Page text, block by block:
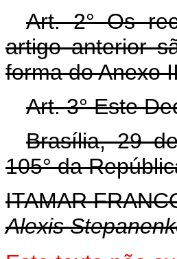
Art. 2° Os
artigo anterior
forma do Anexo
Art. 3° Este
Brasília, 29
105° da
ITAMAR
Alexis